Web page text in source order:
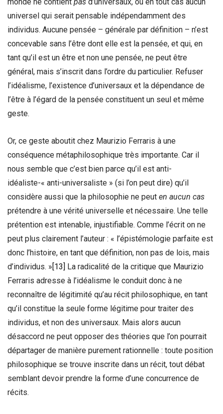
universel qui serait pensable indépendamment des
individus. Aucune pensée – générale par définition – n’est
concevable sans l’être dont elle est la pensée, et qui, en
tant qu’il est un être et non une pensée, ne peut être
général, mais s’inscrit dans l’ordre du particulier. Refuser
l’idéalisme, l’existence d’universaux et la dépendance de
l’être à l’égard de la pensée constituent un seul et même
geste.
Or, ce geste aboutit chez Maurizio Ferraris à une
conséquence métaphilosophique très importante. Car il
nous semble que c’est bien parce qu’il est anti-
idéaliste-« anti-universaliste » (si l’on peut dire) qu’il
considère aussi que la philosophie ne peut en aucun cas
prétendre à une vérité universelle et nécessaire. Une telle
prétention est intenable, injustifiable. Comme l’écrit on ne
peut plus clairement l’auteur : « l’épistémologie parfaite est
donc l’histoire, en tant que définition, non pas de lois, mais
d’individus. »[13] La radicalité de la critique que Maurizio
Ferraris adresse à l’idéalisme le conduit donc à ne
reconnaître de légitimité qu’au récit philosophique, en tant
qu’il constitue la seule forme légitime pour traiter des
individus, et non des universaux. Mais alors aucun
désaccord ne peut opposer des théories que l’on pourrait
départager de manière purement rationnelle : toute position
philosophique se trouve inscrite dans un récit, tout débat
semblant devoir prendre la forme d’une concurrence de
récits.